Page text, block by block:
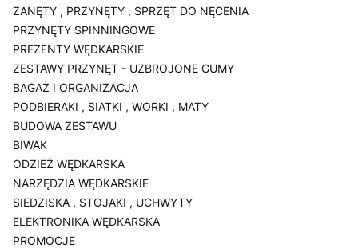
ZANĘTY , PRZYNĘTY , SPRZĘT DO NĘCENIA
PRZYNĘTY SPINNINGOWE
PREZENTY WĘDKARSKIE
ZESTAWY PRZYNĘT - UZBROJONE GUMY
BAGAŻ I ORGANIZACJA
PODBIERAKI , SIATKI , WORKI , MATY
BUDOWA ZESTAWU
BIWAK
ODZIEŻ WĘDKARSKA
NARZĘDZIA WĘDKARSKIE
SIEDZISKA , STOJAKI , UCHWYTY
ELEKTRONIKA WĘDKARSKA
PROMOCJE